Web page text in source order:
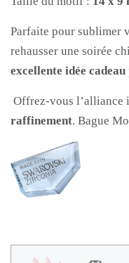
Parfaite pour sublimer
rehausser une soirée
excellente idée cadeau
Offrez-vous l’alliance
raffinement. Bague